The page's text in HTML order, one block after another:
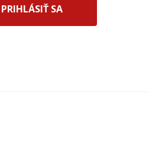
PRIHLÁSIŤ SA